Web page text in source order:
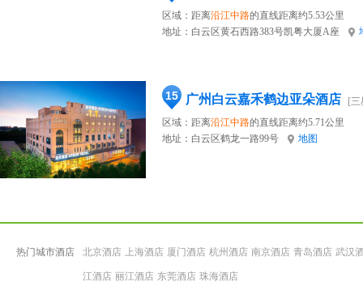
区域：距离沿江中路的直线距离约5.53公里
地址： 白云区黄石西路383号凯粤大厦A座
15 广州白云嘉禾鹤边亚朵酒店
[
区域：距离沿江中路的直线距离约5.71公里
地址： 白云区鹤龙一路99号 地图
热门城市酒店 北京酒店 上海酒店 厦门酒店 杭州酒店 南京酒店 青岛酒店 武汉
江酒店 丽江酒店 东莞酒店 珠海酒店